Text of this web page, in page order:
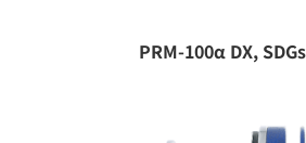
PRM-100α DX,